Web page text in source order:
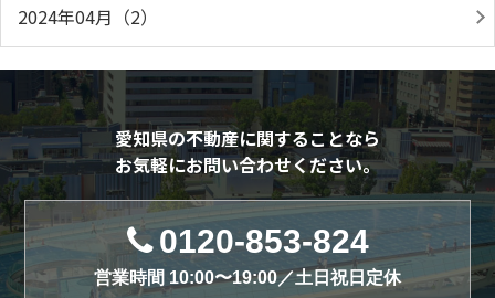
2024年04月（2）
愛知県の不動産に関することなら
お気軽にお問い合わせください。
0120-853-824
営業時間 10:00〜19:00／土日祝日定休